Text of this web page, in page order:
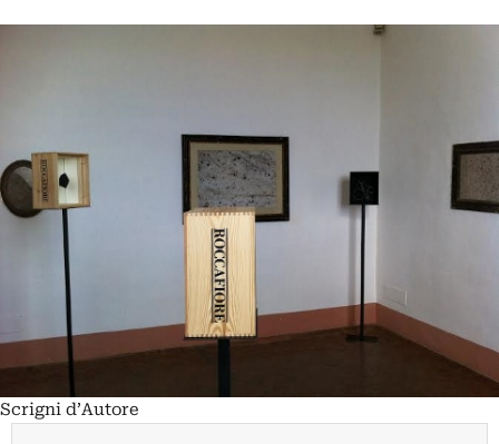
Scrigni d’Autore